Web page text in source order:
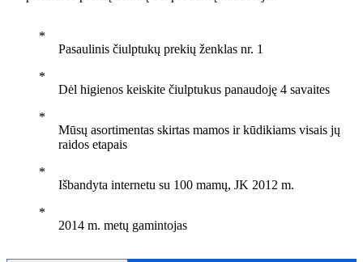
Pasaulinis čiulptukų prekių ženklas nr. 1
Dėl higienos keiskite čiulptukus panaudoję 4 savaites
Mūsų asortimentas skirtas mamos ir kūdikiams visais jų
raidos etapais
Išbandyta internetu su 100 mamų, JK 2012 m.
2014 m. metų gamintojas